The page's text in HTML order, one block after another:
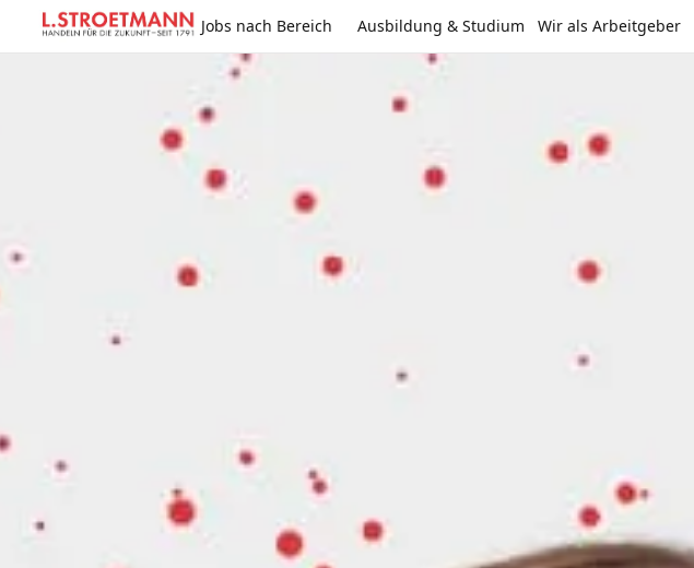
Jobs nach Bereich Ausbildung & Studium Wir als Arbeitgeber